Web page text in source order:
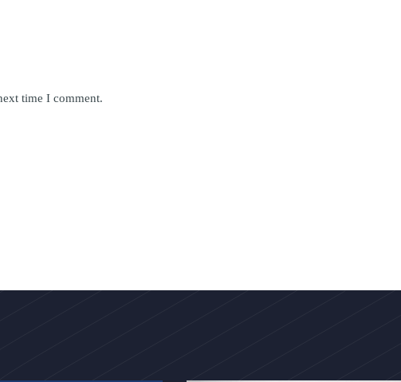
time I comment.